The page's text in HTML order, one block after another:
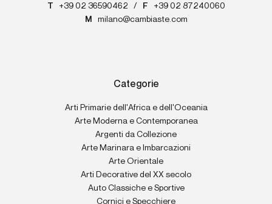
T
+39 02 36590462 / F
+39 02 87240060
M
milano@cambiaste.com
Categorie
Arti Primarie dell'Africa e dell'Oceania
Arte Moderna e Contemporanea
Argenti da Collezione
Arte Marinara e Imbarcazioni
Arte Orientale
Arti Decorative del XX secolo
Auto Classiche e Sportive
Cornici e Specchiere